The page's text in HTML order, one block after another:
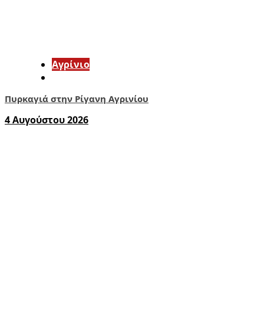
Aγρίνιο
Πυρκαγιά στην Ρίγανη Αγρινίου
4 Αυγούστου 2026